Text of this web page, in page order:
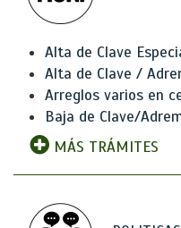
Alta de Clave
Alta de Clave /
Arreglos varios en
Baja de Clave/
MÁS TRÁMITES